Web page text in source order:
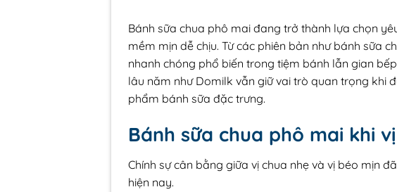
Bánh sữa chua phô mai đang trở thành lựa chọn
mềm mịn dễ chịu. Từ các phiên bản như bánh sữa
nhanh chóng phổ biến trong tiệm bánh lẫn gian
lâu năm như Domilk vẫn giữ vai trò quan trọng khi
phẩm bánh sữa đặc trưng.
Bánh sữa chua phô mai khi
Chính sự cân bằng giữa vị chua nhẹ và vị béo mịn
hiện nay.